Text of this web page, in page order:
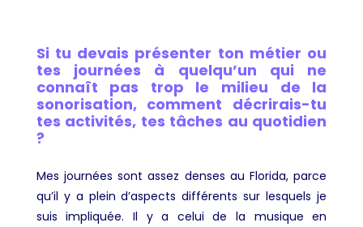
Si tu devais présenter ton métier ou
tes journées à quelqu’un qui ne
connaît pas trop le milieu de la
sonorisation, comment décrirais-tu
tes activités, tes tâches au quotidien
?
Mes journées sont assez denses au Florida, parce
qu’il y a plein d’aspects différents sur lesquels je
suis impliquée. Il y a celui de la musique en